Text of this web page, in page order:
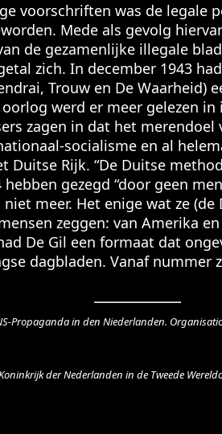
voorschriften was de legale
Mede als gevolg
de gezamenlijke illegale
zich. In december 1943
Trouw en De Waarheid)
werd er meer gelezen in
zagen in dat het
socialisme en al
Duitse Rijk. “De Duitse
hebben gezegd “door geen
meer. Het enige wat ze (de
zeggen: van Amerika
De Gil een formaat dat
dagbladen. Vanaf
Propaganda in den Niederlanden.
der Nederlanden in de Tweede